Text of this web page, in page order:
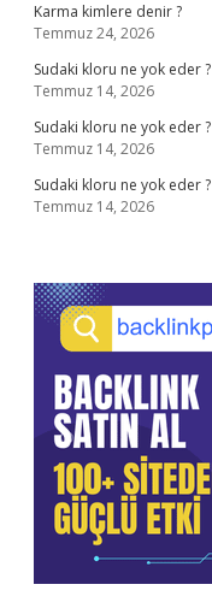
Karma kimlere denir ?
Temmuz 24, 2026
Sudaki kloru ne yok eder ?
Temmuz 14, 2026
Sudaki kloru ne yok eder ?
Temmuz 14, 2026
Sudaki kloru ne yok eder ?
Temmuz 14, 2026